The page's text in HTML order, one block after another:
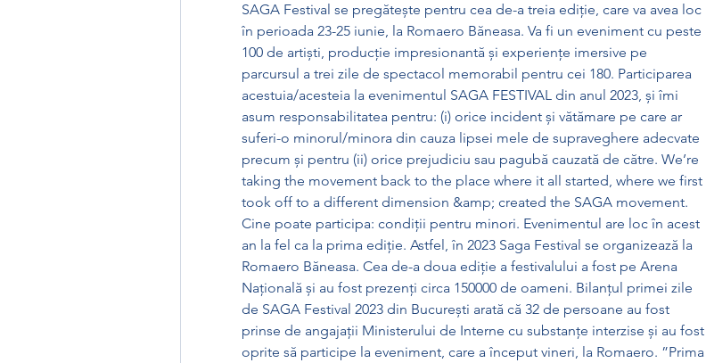
SAGA Festival se pregătește pentru cea de-a treia ediție, care va avea loc
în perioada 23-25 iunie, la Romaero Băneasa. Va fi un eveniment cu peste
100 de artiști, producție impresionantă și experiențe imersive pe
parcursul a trei zile de spectacol memorabil pentru cei 180. Participarea
acestuia/acesteia la evenimentul SAGA FESTIVAL din anul 2023, și îmi
asum responsabilitatea pentru: (i) orice incident și vătămare pe care ar
suferi-o minorul/minora din cauza lipsei mele de supraveghere adecvate
precum și pentru (ii) orice prejudiciu sau pagubă cauzată de către. We’re
taking the movement back to the place where it all started, where we first
took off to a different dimension &amp; created the SAGA movement.
Cine poate participa: condiții pentru minori. Evenimentul are loc în acest
an la fel ca la prima ediție. Astfel, în 2023 Saga Festival se organizează la
Romaero Băneasa. Cea de-a doua ediție a festivalului a fost pe Arena
Națională și au fost prezenți circa 150000 de oameni. Bilanțul primei zile
de SAGA Festival 2023 din București arată că 32 de persoane au fost
prinse de angajaţii Ministerului de Interne cu substanţe interzise și au fost
oprite să participe la eveniment, care a început vineri, la Romaero. ”Prima